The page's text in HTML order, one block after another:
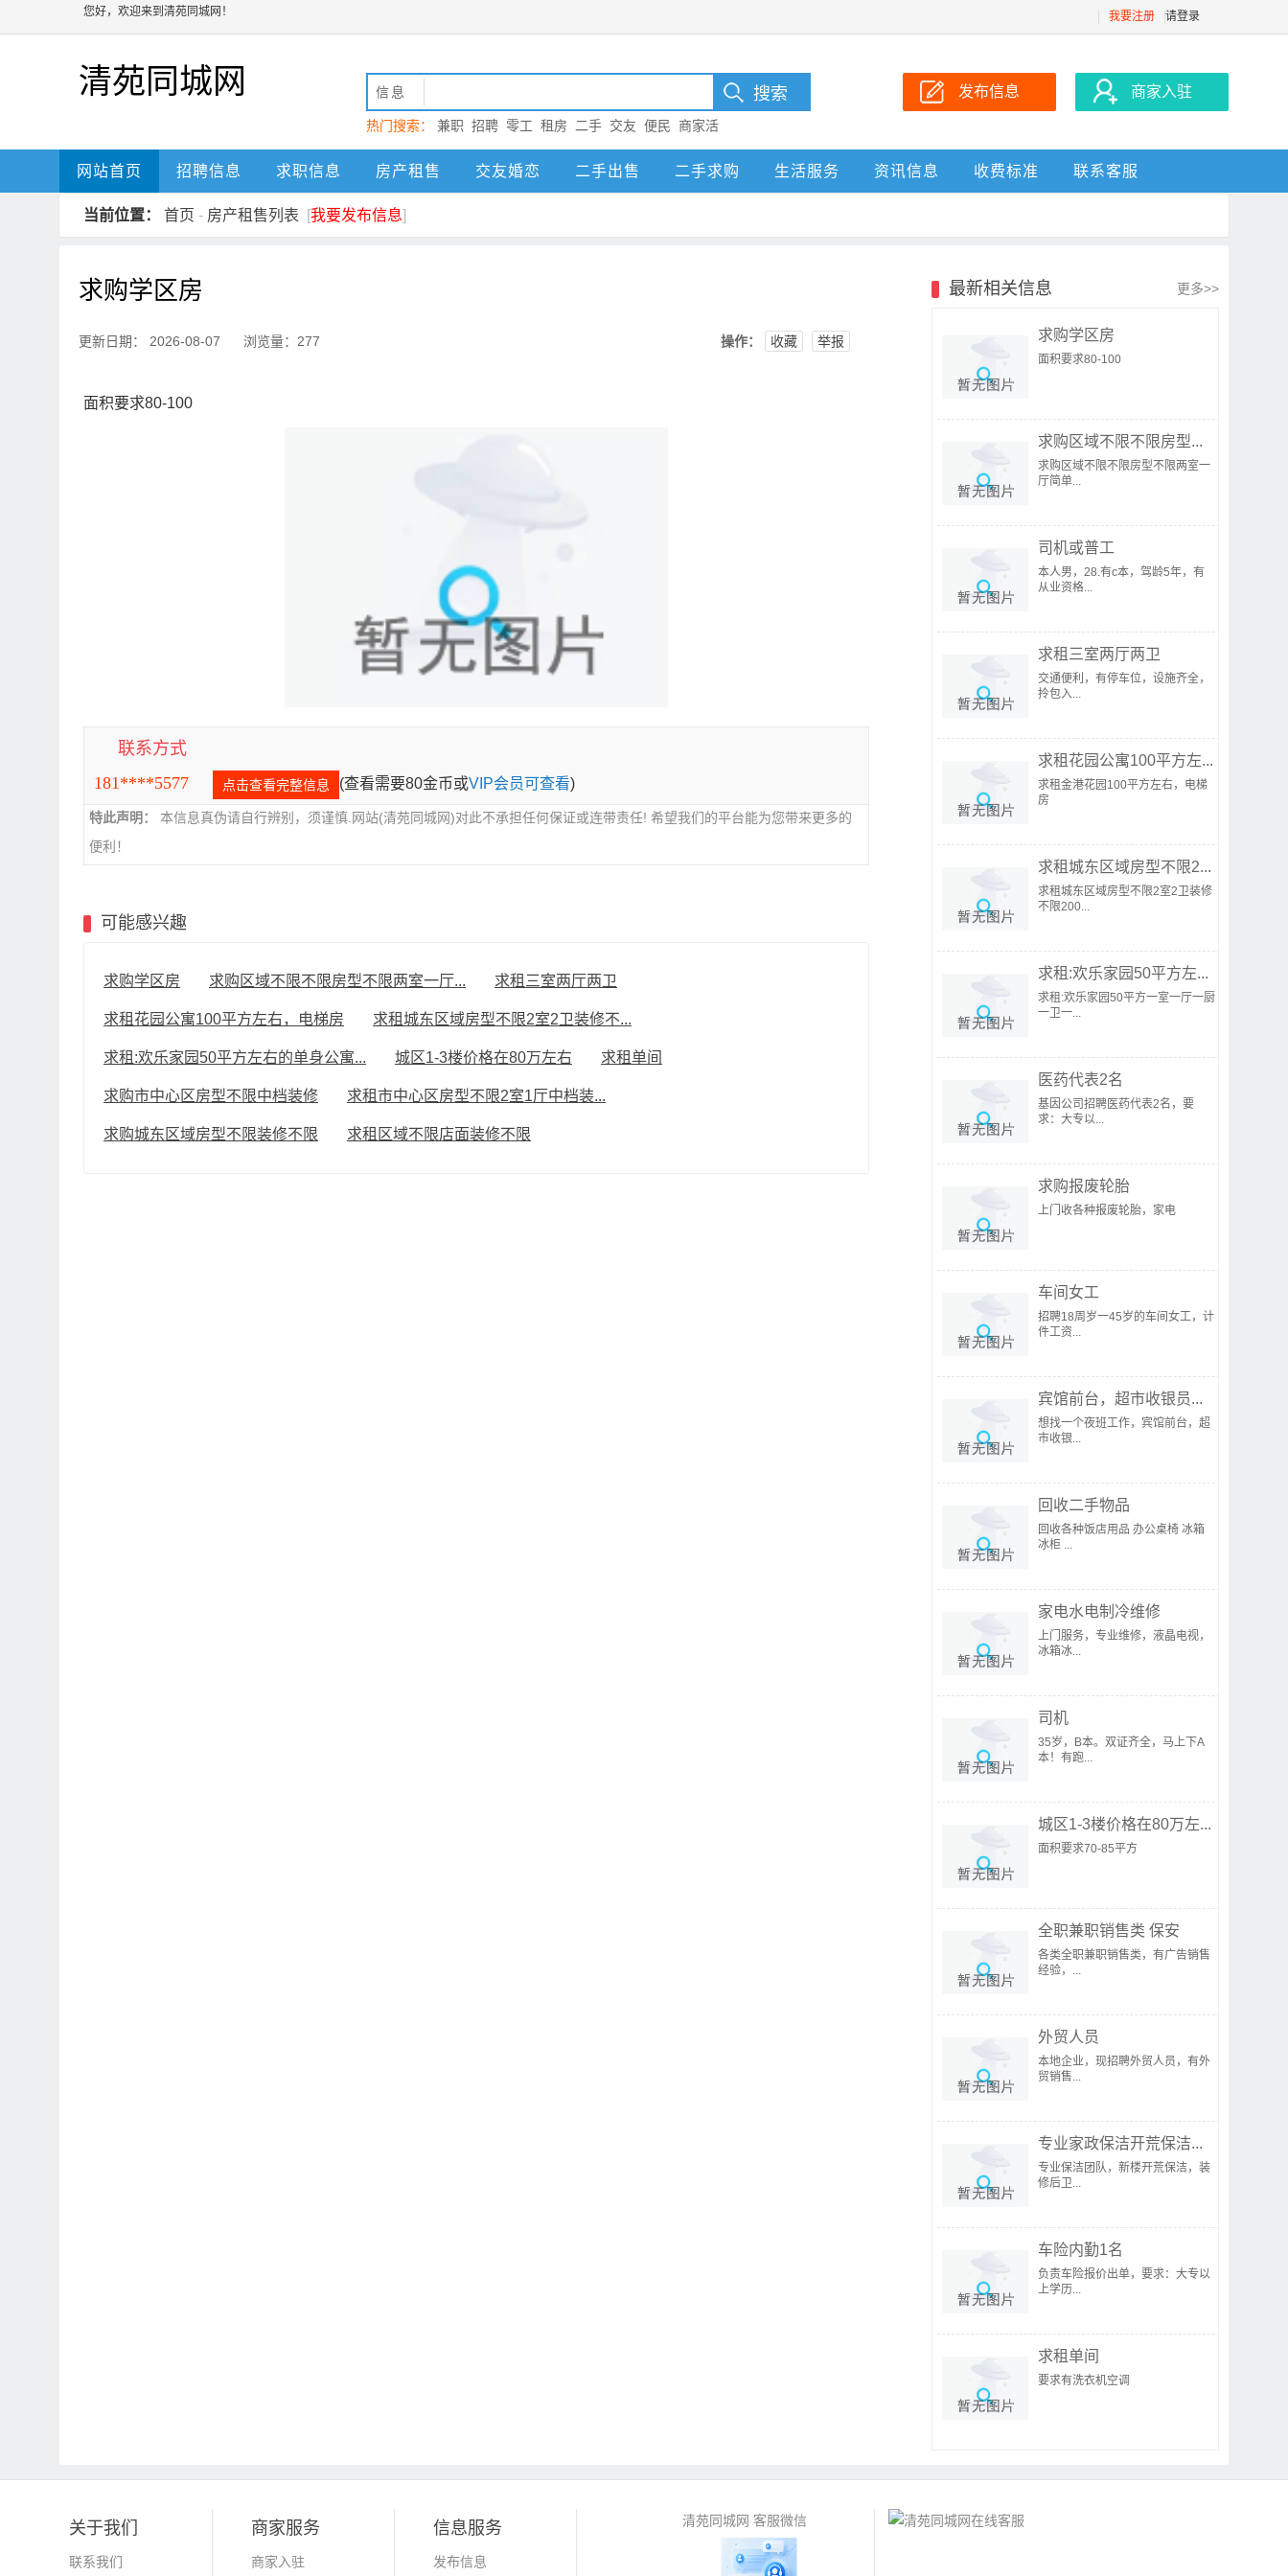
您好，欢迎来到清苑同城网！ 我要注册 请登录
清苑同城网 信息
热门搜索： 兼职 招聘 零工 租房 二手 交友 便民
商家活
动 清苑
发布信息 商家入驻
网站首页 招聘信息 求职信息 房产租售 交友婚恋 二手出售 二手求购 生活服务 资讯信息 收费标准 联系客服
当前位置： 首页 - 房产租售列表 [我要发布信息]
求购学区房
更新日期： 2026-08-07 浏览量：277 操作： 收藏 举报
面积要求80-100
联系方式
181****5577
点击查看完整信息 (查看需要80金币或VIP会员可查看)
特此声明：
本信息真伪请自行辨别，须谨慎.网站(清苑同城网)对此不承担任何保证或连带责任! 希望我们的平台能为您带来更多的
便利！
可能感兴趣
求购学区房 求购区域不限不限房型不限两室一厅... 求租三室两厅两卫
求租花园公寓100平方左右，电梯房 求租城东区域房型不限2室2卫装修不...
求租:欢乐家园50平方左右的单身公寓... 城区1-3楼价格在80万左右 求租单间
求购市中心区房型不限中档装修 求租市中心区房型不限2室1厅中档装...
求购城东区域房型不限装修不限 求租区域不限店面装修不限
最新相关信息 更多>>
求购学区房
面积要求80-100
求购区域不限不限房型...
求购区域不限不限房型不限两室一
厅简单...
司机或普工
本人男，28.有c本，驾龄5年，有
从业资格...
求租三室两厅两卫
交通便利，有停车位，设施齐全，
拎包入...
求租花园公寓100平方左...
求租金港花园100平方左右，电梯
房
求租城东区域房型不限2...
求租城东区域房型不限2室2卫装修
不限200...
求租:欢乐家园50平方左...
求租:欢乐家园50平方一室一厅一厨
一卫一...
医药代表2名
基因公司招聘医药代表2名，要
求：大专以...
求购报废轮胎
上门收各种报废轮胎，家电
车间女工
招聘18周岁一45岁的车间女工，计
件工资...
宾馆前台，超市收银员...
想找一个夜班工作，宾馆前台，超
市收银...
回收二手物品
回收各种饭店用品 办公桌椅 冰箱
冰柜 ...
家电水电制冷维修
上门服务，专业维修，液晶电视，
冰箱冰...
司机
35岁，B本。双证齐全，马上下A
本！有跑...
城区1-3楼价格在80万左...
面积要求70-85平方
全职兼职销售类 保安
各类全职兼职销售类，有广告销售
经验，...
外贸人员
本地企业，现招聘外贸人员，有外
贸销售...
专业家政保洁开荒保洁...
专业保洁团队，新楼开荒保洁，装
修后卫...
车险内勤1名
负责车险报价出单，要求：大专以
上学历...
求租单间
要求有洗衣机空调
关于我们
联系我们
商家服务
商家入驻
信息服务
发布信息
清苑同城网 客服微信